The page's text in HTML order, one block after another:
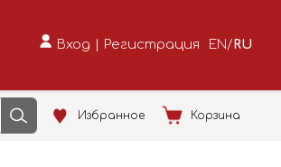
Вход | Регистрация EN /RU
Избранное Корзина